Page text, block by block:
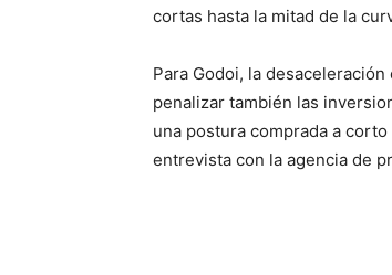
cortas hasta la mitad de la
Para Godoi, la
penalizar también las
una postura comprada a
entrevista con la agencia de